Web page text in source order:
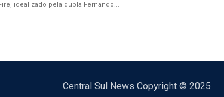
idealizado pela dupla Fernando...
Central Sul News Copyright © 2025